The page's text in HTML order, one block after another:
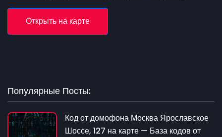
Открыть на карте
Популярные Посты:
Код от домофона Москва Ярославское
Шоссе, 127 на карте — База кодов от